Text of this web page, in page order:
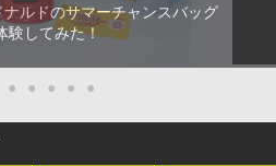
ルドのサマーチャンスバッグ
験してみた！
● ● ● ● ●